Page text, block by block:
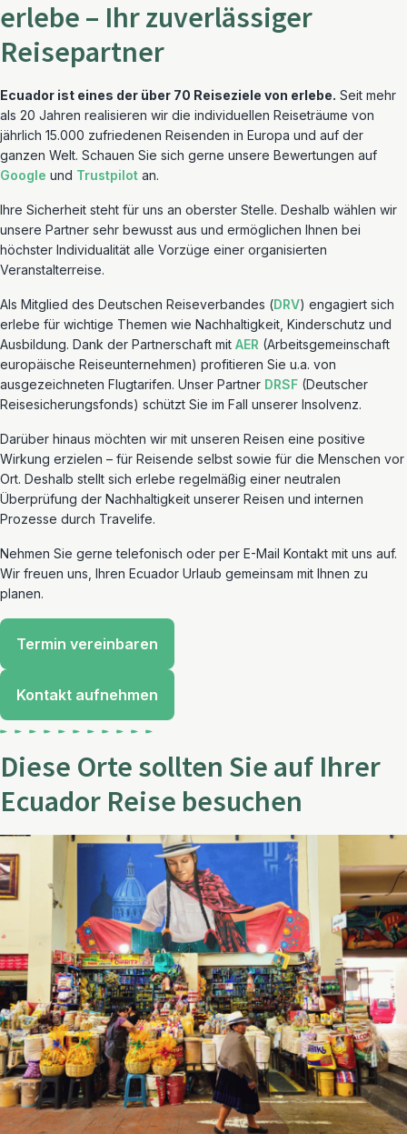
erlebe – Ihr zuverlässiger
Reisepartner
Ecuador ist eines der über 70 Reiseziele von erlebe. Seit mehr
als 20 Jahren realisieren wir die individuellen Reiseträume von
jährlich 15.000 zufriedenen Reisenden in Europa und auf der
ganzen Welt. Schauen Sie sich gerne unsere Bewertungen auf
Google und Trustpilot an.
Ihre Sicherheit steht für uns an oberster Stelle. Deshalb wählen wir
unsere Partner sehr bewusst aus und ermöglichen Ihnen bei
höchster Individualität alle Vorzüge einer organisierten
Veranstalterreise.
Als Mitglied des Deutschen Reiseverbandes (DRV) engagiert sich
erlebe für wichtige Themen wie Nachhaltigkeit, Kinderschutz und
Ausbildung. Dank der Partnerschaft mit AER (Arbeitsgemeinschaft
europäische Reiseunternehmen) profitieren Sie u.a. von
ausgezeichneten Flugtarifen. Unser Partner DRSF (Deutscher
Reisesicherungsfonds) schützt Sie im Fall unserer Insolvenz.
Darüber hinaus möchten wir mit unseren Reisen eine positive
Wirkung erzielen – für Reisende selbst sowie für die Menschen vor
Ort. Deshalb stellt sich erlebe regelmäßig einer neutralen
Überprüfung der Nachhaltigkeit unserer Reisen und internen
Prozesse durch Travelife.
Nehmen Sie gerne telefonisch oder per E-Mail Kontakt mit uns auf.
Wir freuen uns, Ihren Ecuador Urlaub gemeinsam mit Ihnen zu
planen.
Termin vereinbaren
Kontakt aufnehmen
Diese Orte sollten Sie auf Ihrer
Ecuador Reise besuchen